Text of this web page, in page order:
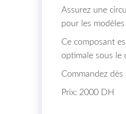
Assurez une
pour les
Ce composant
optimale sous le
Commandez
Prix: 2000 DH